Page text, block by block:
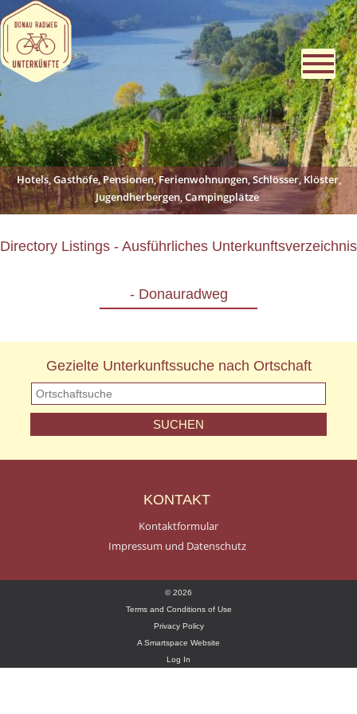
Hotels, Gasthöfe, Pensionen, Ferienwohnungen, Schlösser, Klöster,
Jugendherbergen, Campingplätze
Directory Listings - Ausführliches Unterkunftsverzeichnis
- Donauradweg
Gezielte Unterkunftssuche nach Ortschaft
KONTAKT
Kontaktformular
Impressum und Datenschutz
© 2026
Terms and Conditions of Use
Privacy Policy
A Smartspace Website
Log In